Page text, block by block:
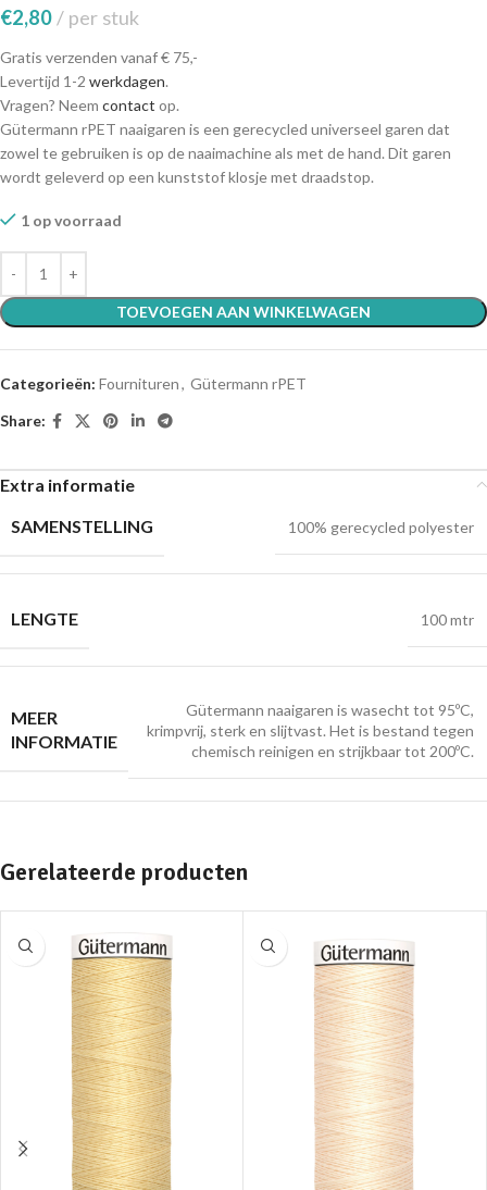
€2,80 per stuk
Gratis verzenden vanaf € 75,-
Levertijd 1-2 werkdagen.
Vragen? Neem contact op.
Gütermann rPET naaigaren is een gerecycled universeel garen dat
zowel te gebruiken is op de naaimachine als met de hand. Dit garen
wordt geleverd op een kunststof klosje met draadstop.
1 op voorraad
TOEVOEGEN AAN WINKELWAGEN
Categorieën: Fournituren, Gütermann rPET
Share:
Extra informatie
SAMENSTELLING
100% gerecycled polyester
LENGTE 100 mtr
MEER
INFORMATIE
Gütermann naaigaren is wasecht tot 95ºC,
krimpvrij, sterk en slijtvast. Het is bestand tegen
chemisch reinigen en strijkbaar tot 200ºC.
Gerelateerde producten